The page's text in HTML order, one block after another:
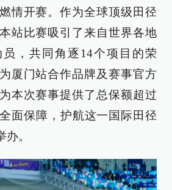
情开赛。作为全球顶级田径
站比赛吸引了来自世界各地
，共同角逐14个项目的荣
厦门站合作品牌及赛事官方
本次赛事提供了总保额超过
面保障，护航这一国际田径
。